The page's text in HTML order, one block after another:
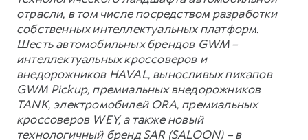
отрасли, в том числе посредством разработки
собственных интеллектуальных платформ.
Шесть автомобильных брендов GWM –
интеллектуальных кроссоверов и
внедорожников HAVAL, выносливых пикапов
GWM Pickup, премиальных внедорожников
TANK, электромобилей ORA, премиальных
кроссоверов WEY, а также новый
технологичный бренд SAR (SALOON) – в